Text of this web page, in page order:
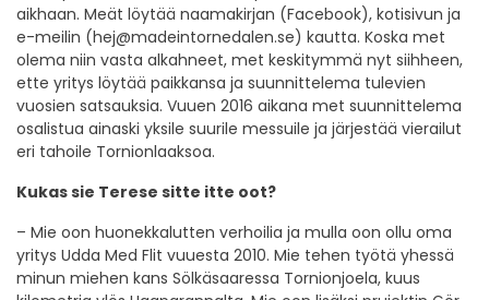
aikhaan. Meät löytää naamakirjan (Facebook), kotisivun ja
e-meilin (hej@madeintornedalen.se) kautta. Koska met
olema niin vasta alkahneet, met keskitymmä nyt siihheen,
ette yritys löytää paikkansa ja suunnittelema tulevien
vuosien satsauksia. Vuuen 2016 aikana met suunnittelema
osalistua ainaski yksile suurile messuile ja järjestää vierailut
eri tahoile Tornionlaaksoa.
Kukas sie Terese sitte itte oot?
– Mie oon huonekkalutten verhoilia ja mulla oon ollu oma
yritys Udda Med Flit vuuesta 2010. Mie tehen työtä yhessä
minun miehen kans Sölkäsaaressa Tornionjoela, kuus